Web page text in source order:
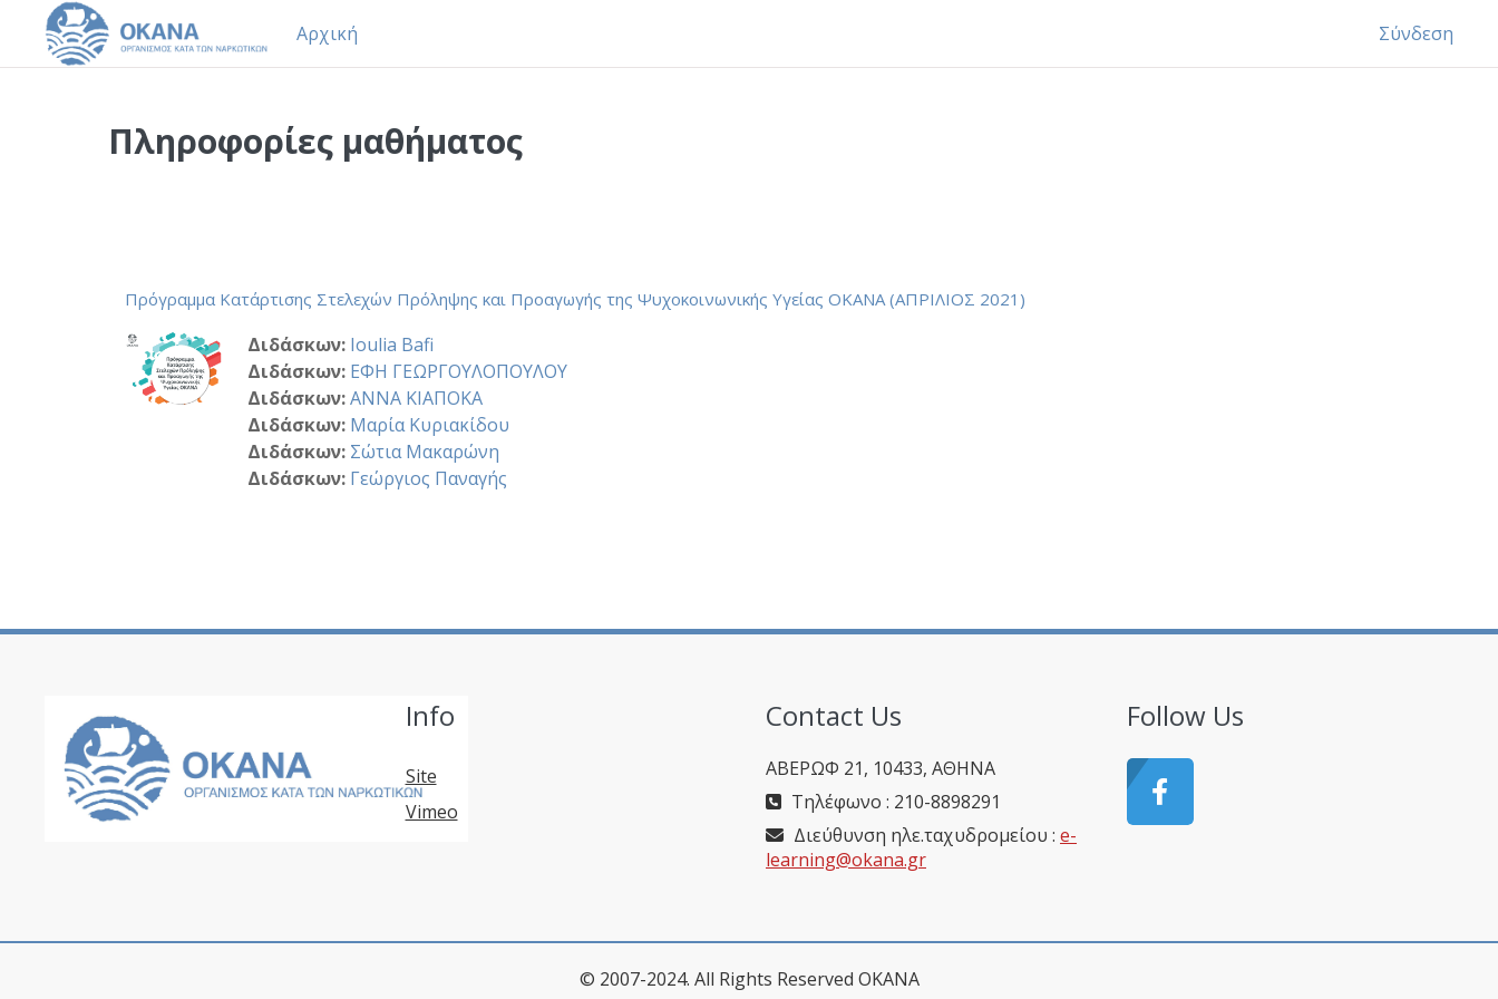
Αρχική Σύνδεση
Πληροφορίες μαθήματος
Πρόγραμμα Κατάρτισης Στελεχών Πρόληψης και Προαγωγής της Ψυχοκοινωνικής Υγείας ΟΚΑΝΑ (ΑΠΡΙΛΙΟΣ 2021)
Διδάσκων: Ioulia Bafi
Διδάσκων: ΕΦΗ ΓΕΩΡΓΟΥΛΟΠΟΥΛΟΥ
Διδάσκων:ΑΝΝΑ ΚΙΑΠΟΚΑ
Διδάσκων: Μαρία Κυριακίδου
Διδάσκων: Σώτια Μακαρώνη
Διδάσκων: Γεώργιος Παναγής
Info
Site
Vimeo
Contact Us
ΑΒΕΡΩΦ 21, 10433, ΑΘΗΝΑ
Τηλέφωνο : 210-8898291
Διεύθυνση ηλε.ταχυδρομείου : e-
learning@okana.gr
Follow Us
© 2007-2024. All Rights Reserved OKANA